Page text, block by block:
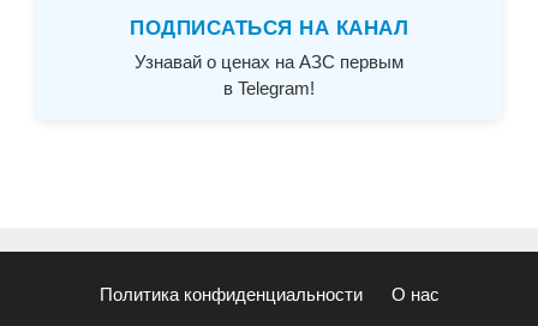
ПОДПИСАТЬСЯ НА КАНАЛ
Узнавай о ценах на АЗС первым
в Telegram!
Политика конфиденциальности О нас